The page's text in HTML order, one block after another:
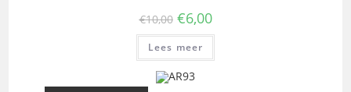
€10,00 €6,00
Lees meer